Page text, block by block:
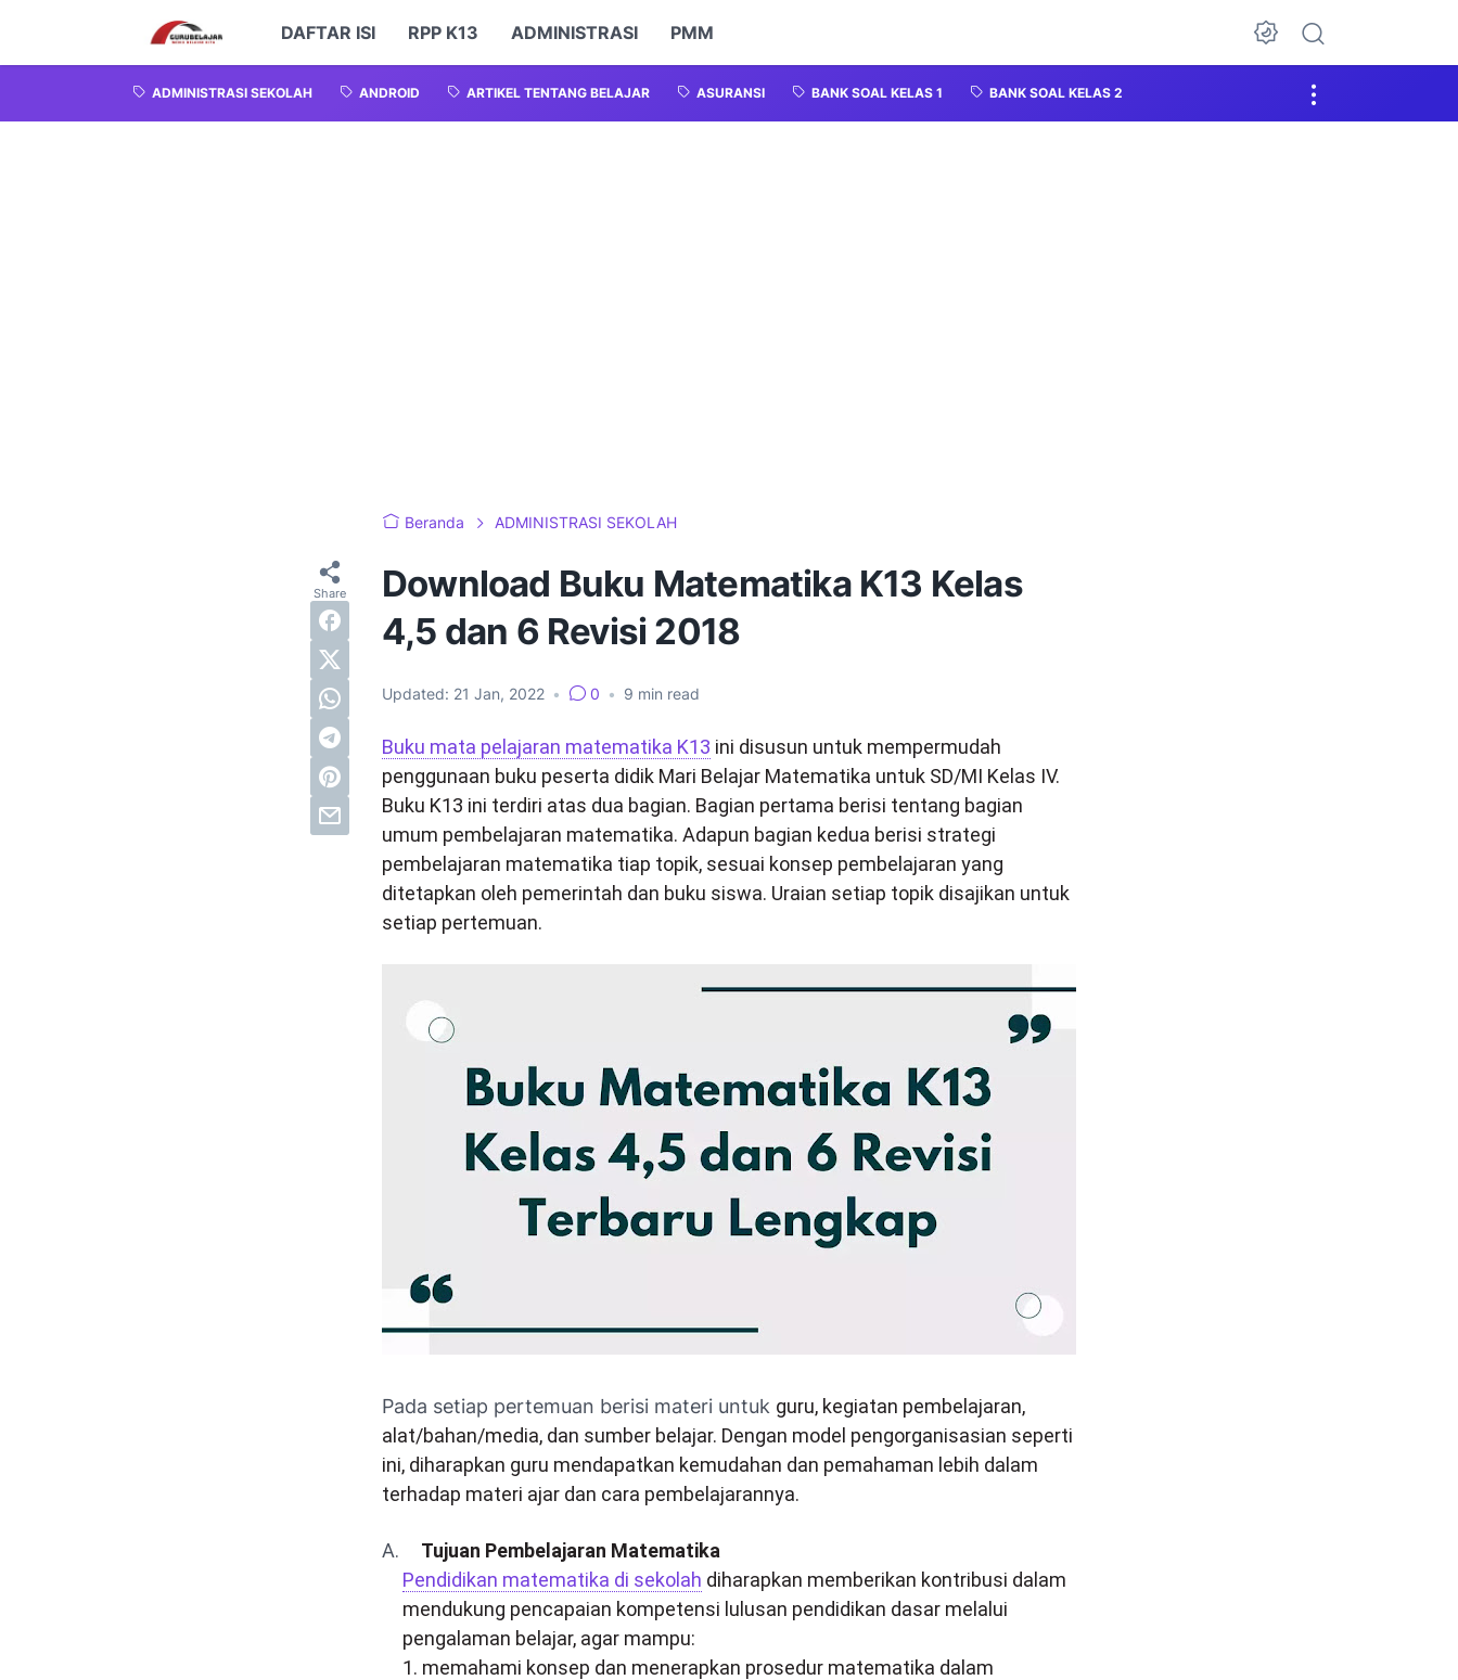
DAFTAR ISI RPP K13 ADMINISTRASI PMM
ADMINISTRASI SEKOLAH ANDROID ARTIKEL TENTANG BELAJAR ASURANSI BANK SOAL KELAS 1 BANK SOAL KELAS 2
Beranda ADMINISTRASI SEKOLAH
Download Buku Matematika K13 Kelas
4,5 dan 6 Revisi 2018
Updated: 21 Jan, 2022 • 0 • 9 min read
Buku mata pelajaran matematika K13 ini disusun untuk mempermudah
penggunaan buku peserta didik Mari Belajar Matematika untuk SD/MI Kelas IV.
Buku K13 ini terdiri atas dua bagian. Bagian pertama berisi tentang bagian
umum pembelajaran matematika. Adapun bagian kedua berisi strategi
pembelajaran matematika tiap topik, sesuai konsep pembelajaran yang
ditetapkan oleh pemerintah dan buku siswa. Uraian setiap topik disajikan untuk
setiap pertemuan.
Pada setiap pertemuan berisi materi untuk guru, kegiatan pembelajaran,
alat/bahan/media, dan sumber belajar. Dengan model pengorganisasian seperti
ini, diharapkan guru mendapatkan kemudahan dan pemahaman lebih dalam
terhadap materi ajar dan cara pembelajarannya.
A.
Tujuan Pembelajaran Matematika
Pendidikan matematika di sekolah diharapkan memberikan kontribusi dalam
mendukung pencapaian kompetensi lulusan pendidikan dasar melalui
pengalaman belajar, agar mampu:
1. memahami konsep dan menerapkan prosedur matematika dalam